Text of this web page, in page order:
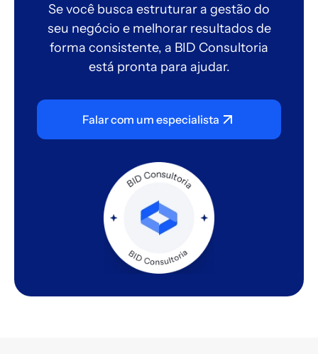
Se você busca estruturar a gestão do
seu negócio e melhorar resultados de
forma consistente, a BID Consultoria
está pronta para ajudar.
Falar com um especialista